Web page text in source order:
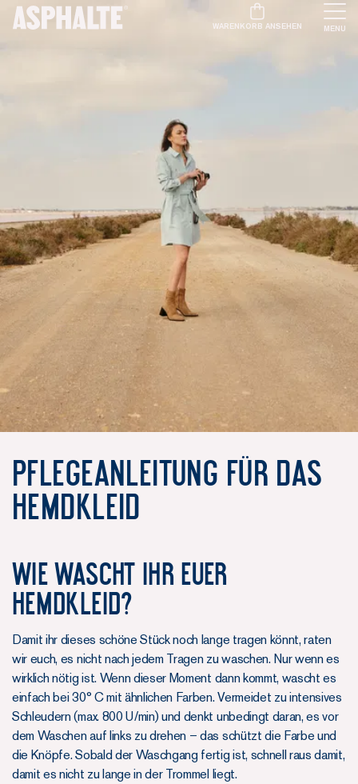
WARENKORB ANSEHEN MENU
Pflegeanleitung für das
Hemdkleid
WIE WASCHT IHR EUER
HEMDKLEID?
Damit ihr dieses schöne Stück noch lange tragen könnt, raten
wir euch, es nicht nach jedem Tragen zu waschen. Nur wenn es
wirklich nötig ist. Wenn dieser Moment dann kommt, wascht es
einfach bei 30° C mit ähnlichen Farben. Vermeidet zu intensives
Schleudern (max. 800 U/min) und denkt unbedingt daran, es vor
dem Waschen auf links zu drehen – das schützt die Farbe und
die Knöpfe. Sobald der Waschgang fertig ist, schnell raus damit,
damit es nicht zu lange in der Trommel liegt.